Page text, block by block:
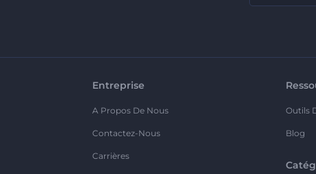
Entreprise
A Propos De Nous
Contactez-Nous
Carrières
Outils
Blog